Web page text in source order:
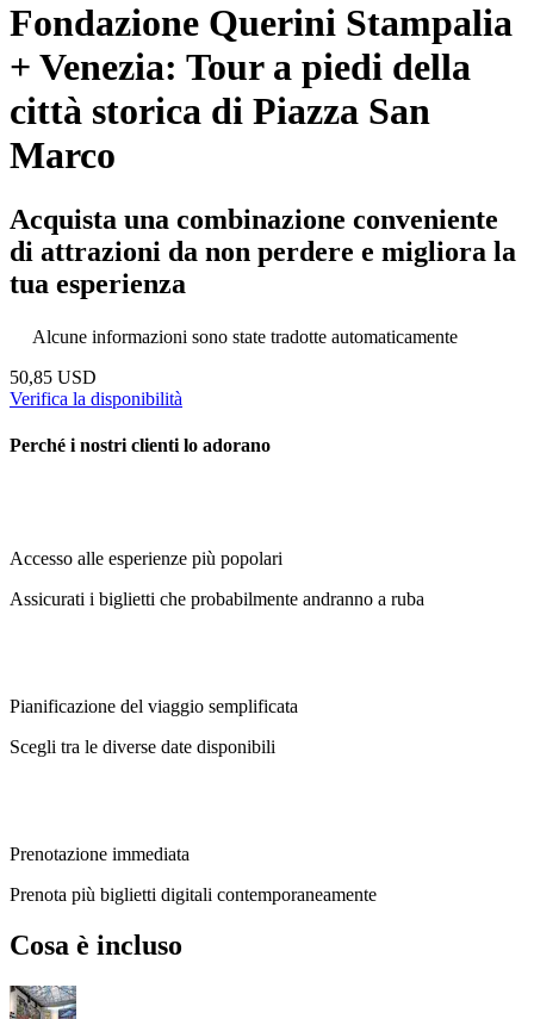
Fondazione Querini Stampalia
+ Venezia: Tour a piedi della
città storica di Piazza San
Marco
Acquista una combinazione conveniente
di attrazioni da non perdere e migliora la
tua esperienza
Alcune informazioni sono state tradotte automaticamente
50,85 USD
Verifica la disponibilità
Perché i nostri clienti lo adorano
Accesso alle esperienze più popolari
Assicurati i biglietti che probabilmente andranno a ruba
Pianificazione del viaggio semplificata
Scegli tra le diverse date disponibili
Prenotazione immediata
Prenota più biglietti digitali contemporaneamente
Cosa è incluso